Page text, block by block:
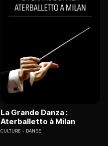
La Grande Danza :
Aterballetto à Milan
CULTURE DANSE